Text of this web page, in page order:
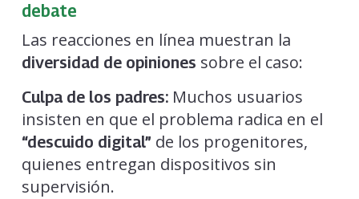
debate
Las reacciones en línea muestran la
diversidad de opiniones sobre el caso:
Culpa de los padres:Muchos usuarios
insisten en que el problema radica en el
“descuido digital” de los progenitores,
quienes entregan dispositivos sin
supervisión.